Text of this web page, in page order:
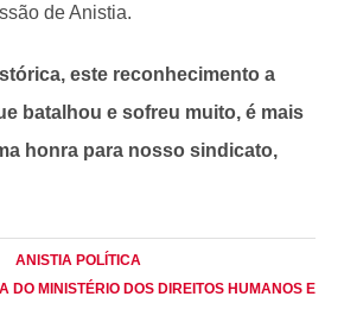
de Anistia.
este reconhecimento a
batalhou e sofreu muito, é mais
honra para nosso sindicato,
ANISTIA POLÍTICA
DO MINISTÉRIO DOS DIREITOS HUMANOS E